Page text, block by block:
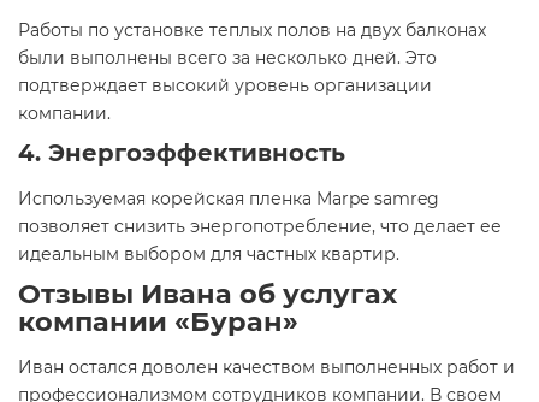
Работы по установке теплых полов на двух балконах
были выполнены всего за несколько дней. Это
подтверждает высокий уровень организации
компании.
4. Энергоэффективность
Используемая корейская пленка Marpe samreg
позволяет снизить энергопотребление, что делает ее
идеальным выбором для частных квартир.
Отзывы Ивана об услугах
компании «Буран»
Иван остался доволен качеством выполненных работ и
профессионализмом сотрудников компании. В своем